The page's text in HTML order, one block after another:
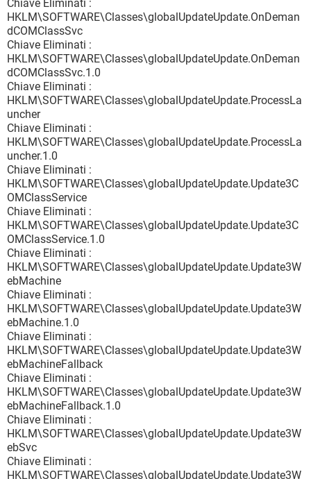
Chiave Eliminati :
HKLM\SOFTWARE\Classes\globalUpdateUpdate.OnDeman
dCOMClassSvc
Chiave Eliminati :
HKLM\SOFTWARE\Classes\globalUpdateUpdate.OnDeman
dCOMClassSvc.1.0
Chiave Eliminati :
HKLM\SOFTWARE\Classes\globalUpdateUpdate.ProcessLa
uncher
Chiave Eliminati :
HKLM\SOFTWARE\Classes\globalUpdateUpdate.ProcessLa
uncher.1.0
Chiave Eliminati :
HKLM\SOFTWARE\Classes\globalUpdateUpdate.Update3C
OMClassService
Chiave Eliminati :
HKLM\SOFTWARE\Classes\globalUpdateUpdate.Update3C
OMClassService.1.0
Chiave Eliminati :
HKLM\SOFTWARE\Classes\globalUpdateUpdate.Update3W
ebMachine
Chiave Eliminati :
HKLM\SOFTWARE\Classes\globalUpdateUpdate.Update3W
ebMachine.1.0
Chiave Eliminati :
HKLM\SOFTWARE\Classes\globalUpdateUpdate.Update3W
ebMachineFallback
Chiave Eliminati :
HKLM\SOFTWARE\Classes\globalUpdateUpdate.Update3W
ebMachineFallback.1.0
Chiave Eliminati :
HKLM\SOFTWARE\Classes\globalUpdateUpdate.Update3W
ebSvc
Chiave Eliminati :
HKLM\SOFTWARE\Classes\globalUpdateUpdate.Update3W